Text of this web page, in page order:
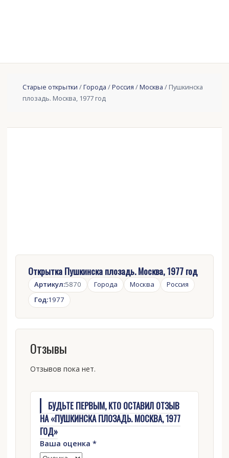
Старые открытки /Города /Россия /Москва / Пушкинска
плозадь. Москва, 1977 год
Открытка Пушкинска плозадь. Москва, 1977 год
Артикул:5870 Города Москва
Россия
Год:1977
Отзывы
Отзывов пока нет.
БУДЬТЕ ПЕРВЫМ, КТО ОСТАВИЛ ОТЗЫВ
НА «ПУШКИНСКА ПЛОЗАДЬ. МОСКВА, 1977
ГОД»
Ваша оценка *